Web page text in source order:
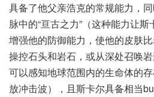
具备了他父亲浩克的常规能力，
脉中的“亘古之力”（这种能力让
增强他的防御能力，使他的皮肤
操控石头和岩石，或从深处召唤
可以感知地球范围内的生命体的
放冲击波），且斯卡尔具备相当